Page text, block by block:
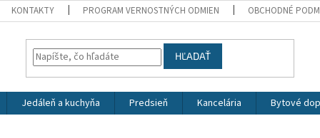
KONTAKTY PROGRAM VERNOSTNÝCH ODMIEN OBCHODNÉ
HĽADAŤ
Jedáleň a kuchyňa Predsieň Kancelária Bytové